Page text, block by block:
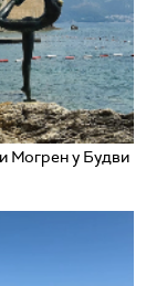
Могрен у Будви